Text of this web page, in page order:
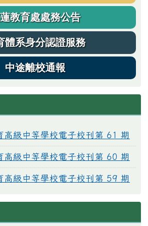
教育處處務公告
體系身分認證服務
中途離校通報
高級中等學校電子校刊第 61 期
高級中等學校電子校刊第 60 期
高級中等學校電子校刊第 59 期